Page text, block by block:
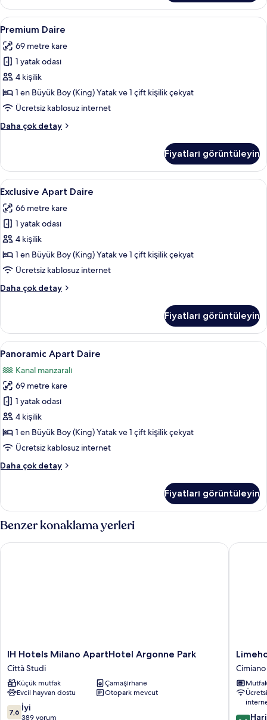
fazla
detay
Premium
Daire
için
tüm
fotoğrafları
görün
Premium Daire | Anti alerjik yatak
15
Premium Daire
69 metre kare
1 yatak odası
4 kişilik
1 en Büyük Boy (King) Yatak ve 1 çift kişilik çekyat
Ücretsiz kablosuz internet
Daha çok detay
Premium
fazla
detay
Fiyatları görüntüleyin
Exclusive
Apart
Daire
için
tüm
fotoğrafları
görün
Exclusive Apart Daire | Anti alerjik
15
Exclusive Apart Daire
66 metre kare
1 yatak odası
4 kişilik
1 en Büyük Boy (King) Yatak ve 1 çift kişilik çekyat
Ücretsiz kablosuz internet
Daha çok detay
Exclusive
daha
fazla
detay
Fiyatları görüntüleyin
Panoramic
Apart
Daire
için
tüm
fotoğrafları
görün
Panoramic Apart Daire | Anti alerjik
15
Panoramic Apart Daire
Kanal manzaralı
69 metre kare
1 yatak odası
4 kişilik
1 en Büyük Boy (King) Yatak ve 1 çift kişilik çekyat
Ücretsiz kablosuz internet
Daha çok detay
Panoramic
daha
fazla
detay
Fiyatları görüntüleyin
Benzer konaklama yerleri
IH
Hotels
Milano
ApartHotel
Argonne
Park
Città
IH Hotels Milano ApartHotel Argonne Park
Città Studi
Küçük mutfak
Çamaşırhane
Evcil hayvan dostu
Otopark mevcut
10
üzerinden
7,6 İyi
389 yorum
IH Hotels Milano ApartHotel Argonne Park
Milan
Park
Towers
Cimiano
Cimiano
10